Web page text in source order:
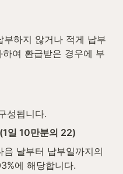
하지 않거나 적게 납부
여 환급받은 경우에 부
성됩니다.
일 10만분의 22)
날부터 납부일까지의
에 해당합니다.